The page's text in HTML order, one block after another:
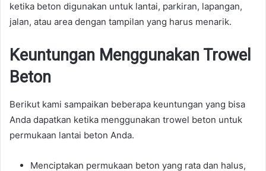
ketika beton digunakan untuk lantai, parkiran, lapangan,
jalan, atau area dengan tampilan yang harus menarik.
Keuntungan Menggunakan Trowel
Beton
Berikut kami sampaikan beberapa keuntungan yang bisa
Anda dapatkan ketika menggunakan trowel beton untuk
permukaan lantai beton Anda.
Menciptakan permukaan beton yang rata dan halus,